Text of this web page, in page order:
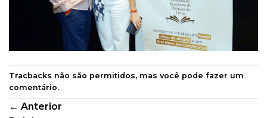
Tracbacks não são permitidos, mas você pode fazer um
comentário.
← Anterior